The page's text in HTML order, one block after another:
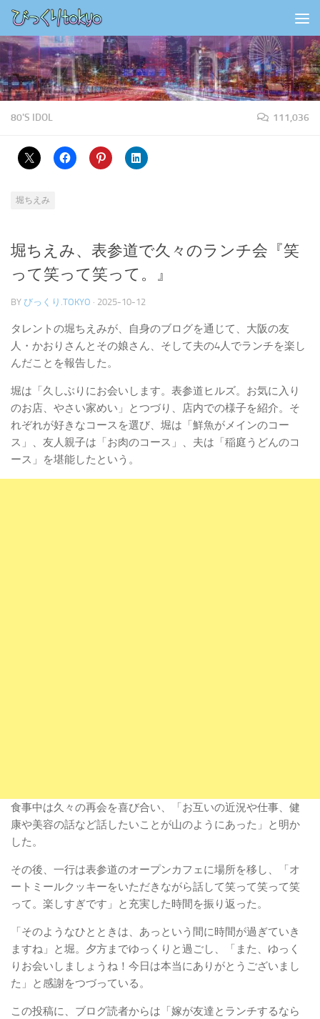
コンテンツの下
80'S IDOL 111,036
堀ちえみ
堀ちえみ、表参道で久々のランチ会『笑
って笑って笑って。』
BY びっくり.TOKYO · 2025-10-12
タレントの堀ちえみが、自身のブログを通じて、大阪の友
人・かおりさんとその娘さん、そして夫の4人でランチを楽し
んだことを報告した。
堀は「久しぶりにお会いします。表参道ヒルズ。お気に入り
のお店、やさい家めい」とつづり、店内での様子を紹介。そ
れぞれが好きなコースを選び、堀は「鮮魚がメインのコー
ス」、友人親子は「お肉のコース」、夫は「稲庭うどんのコ
ース」を堪能したという。
食事中は久々の再会を喜び合い、「お互いの近況や仕事、健
康や美容の話など話したいことが山のようにあった」と明か
した。
その後、一行は表参道のオープンカフェに場所を移し、「オ
ートミールクッキーをいただきながら話して笑って笑って笑
って。楽しすぎです」と充実した時間を振り返った。
「そのようなひとときは、あっという間に時間が過ぎていき
ますね」と堀。夕方までゆっくりと過ごし、「また、ゆっく
りお会いしましょうね！今日は本当にありがとうございまし
た」と感謝をつづっている。
この投稿に、ブログ読者からは「嫁が友達とランチするなら